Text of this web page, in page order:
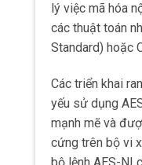
lý việc mã hóa
các thuật toán
Standard) hoặc
Các triển khai
yếu sử dụng
mạnh mẽ và
cứng trên bộ vi